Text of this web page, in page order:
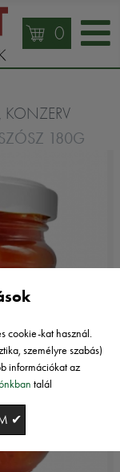
0
KONZERV
180G
cookie-kat használ.
személyre szabás)
információkat az
talál
✔